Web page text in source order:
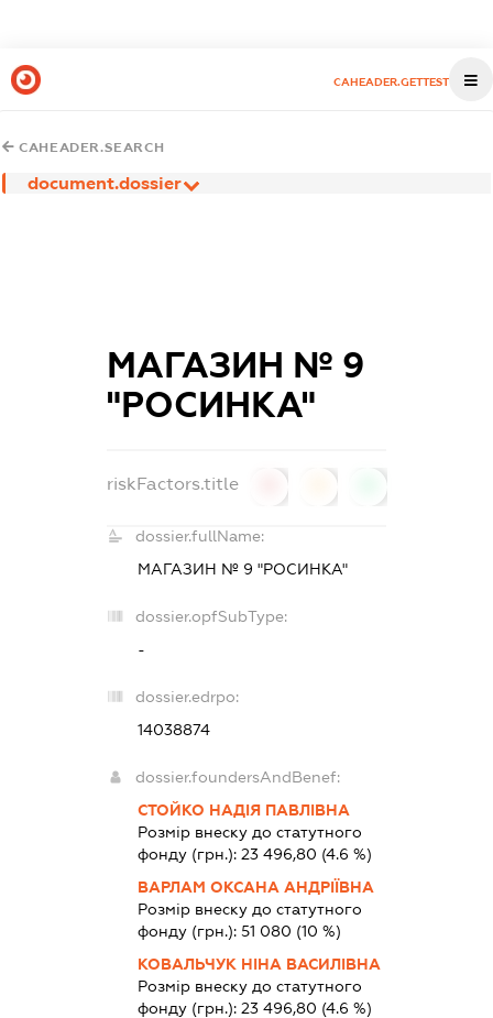
CAHEADER.GETTEST
CAHEADER.SEARCH
document.dossier
МАГАЗИН № 9
"РОСИНКА"
riskFactors.title
dossier.fullName:
МАГАЗИН № 9 "РОСИНКА"
dossier.opfSubType:
-
dossier.edrpo:
14038874
dossier.foundersAndBenef:
СТОЙКО НАДІЯ ПАВЛІВНА
Розмір внеску до статутного
фонду (грн.): 23 496,80 (4.6 %)
ВАРЛАМ ОКСАНА АНДРІЇВНА
Розмір внеску до статутного
фонду (грн.): 51 080 (10 %)
КОВАЛЬЧУК НІНА ВАСИЛІВНА
Розмір внеску до статутного
фонду (грн.): 23 496,80 (4.6 %)